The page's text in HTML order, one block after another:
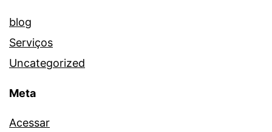
blog
Serviços
Uncategorized
Meta
Acessar